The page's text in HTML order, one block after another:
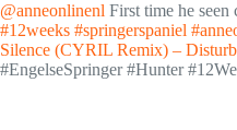
@anneonlinenl First time he
#12weeks #springerspaniel
Silence (CYRIL Remix) –
#EngelseSpringer #Hunter